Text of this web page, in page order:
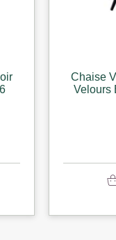
Chaise
Velours